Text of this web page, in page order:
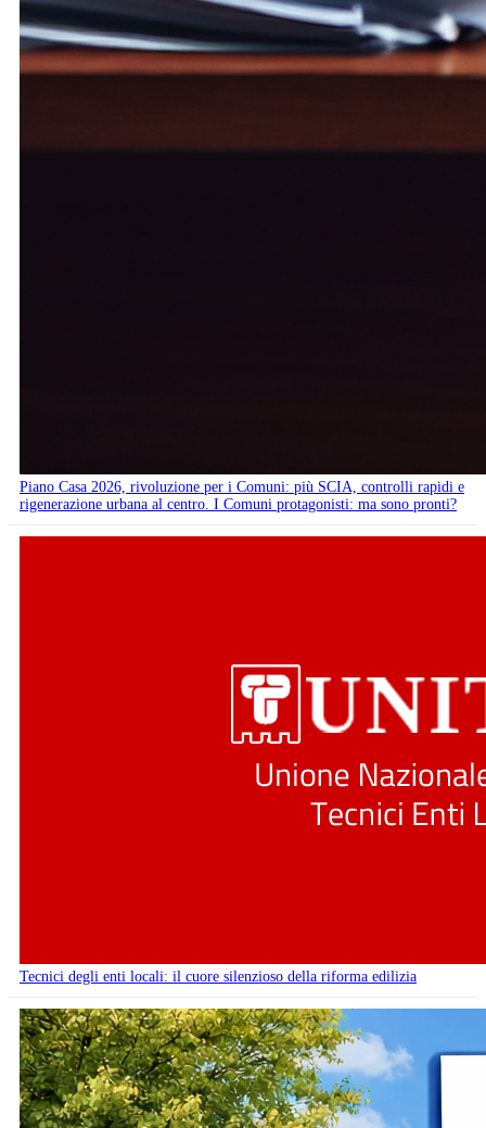
Piano Casa 2026, rivoluzione per i Comuni: più SCIA, controlli rapidi e
rigenerazione urbana al centro. I Comuni protagonisti: ma sono pronti?
Tecnici degli enti locali: il cuore silenzioso della riforma edilizia